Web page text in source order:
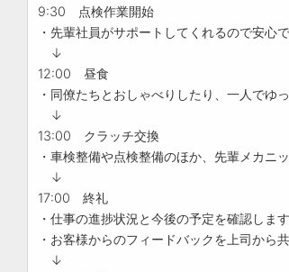
9:30 点検作業開始
・先輩社員がサポートしてくれるので安心
↓
12:00 昼食
・同僚たちとおしゃべりしたり、一人でゆ
↓
13:00 クラッチ交換
・車検整備や点検整備のほか、先輩メカニ
↓
17:00 終礼
・仕事の進捗状況と今後の予定を確認します
・お客様からのフィードバックを上司から
↓